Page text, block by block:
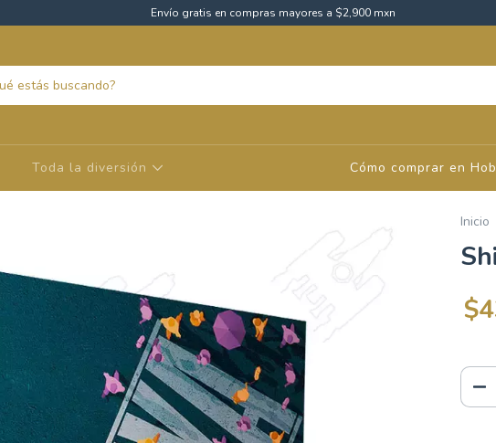
Envío gratis en compras mayores a $2,900 mxn
Toda la diversión Cómo comprar en
Inicio